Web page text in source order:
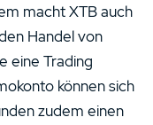
macht XTB auch
Handel von
eine Trading
können sich
zudem einen